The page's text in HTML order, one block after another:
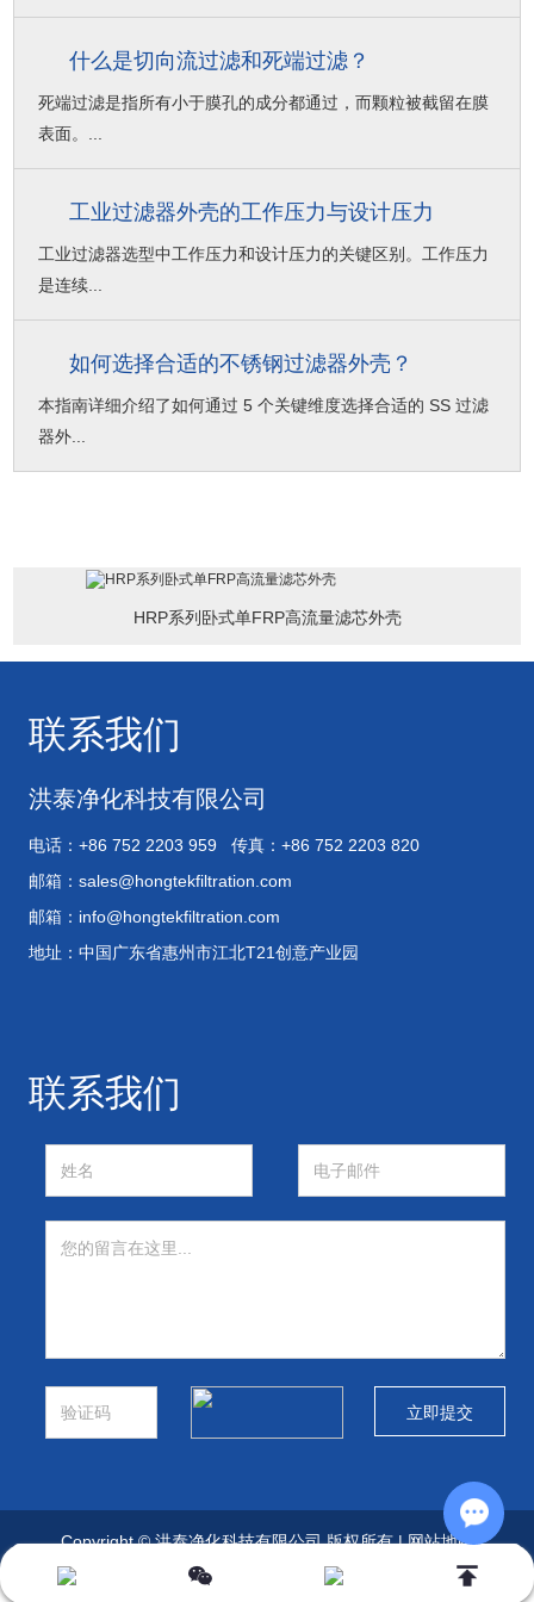
什么是切向流过滤和死端过滤？
死端过滤是指所有小于膜孔的成分都通过，而颗粒被截留在膜
表面。...
工业过滤器外壳的工作压力与设计压力
工业过滤器选型中工作压力和设计压力的关键区别。工作压力
是连续...
如何选择合适的不锈钢过滤器外壳？
本指南详细介绍了如何通过 5 个关键维度选择合适的 SS 过滤
器外...
HRP系列卧式单FRP高流量滤芯外壳
联系我们
洪泰净化科技有限公司
电话：+86 752 2203 959 传真：+86 752 2203 820
邮箱： sales@hongtekfiltration.com
邮箱： info@hongtekfiltration.com
地址：中国广东省惠州市江北T21创意产业园
联系我们
Copyright © 洪泰净化科技有限公司 版权所有 |网站地图
Chat